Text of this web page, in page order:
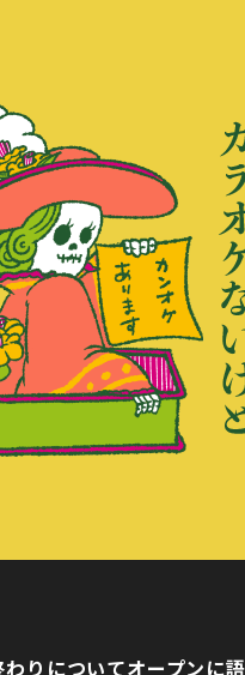
わりについてオープンに